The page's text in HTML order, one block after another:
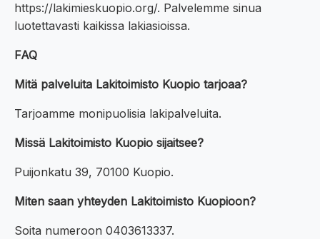
https://lakimieskuopio.org/. Palvelemme sinua
luotettavasti kaikissa lakiasioissa.
FAQ
Mitä palveluita Lakitoimisto Kuopio tarjoaa?
Tarjoamme monipuolisia lakipalveluita.
Missä Lakitoimisto Kuopio sijaitsee?
Puijonkatu 39, 70100 Kuopio.
Miten saan yhteyden Lakitoimisto Kuopioon?
Soita numeroon 0403613337.